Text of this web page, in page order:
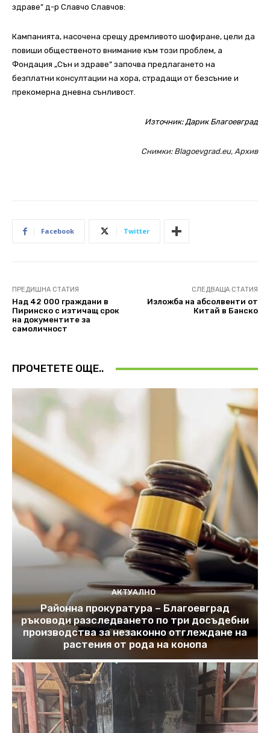
здраве” д-р Славчо Славчов:
Кампанията, насочена срещу дремливото шофиране, цели да
повиши общественото внимание към този проблем, а
Фондация „Сън и здраве” започва предлагането на
безплатни консултации на хора, страдащи от безсъние и
прекомерна дневна сънливост.
Източник:Дарик Благоевград
Снимки: Blagoevgrad.eu, Архив
Facebook Twitter
ПРЕДИШНА СТАТИЯ
Над 42 000 граждани в
Пиринско с изтичащ срок
на документите за
самоличност
СЛЕДВАЩА СТАТИЯ
Изложба на абсолвенти от
Китай в Банско
ПРОЧЕТЕТЕ ОЩЕ..
АКТУАЛНО
Районна прокуратура – Благоевград
ръководи разследването по три досъдебни
производства за незаконно отглеждане на
растения от рода на конопа